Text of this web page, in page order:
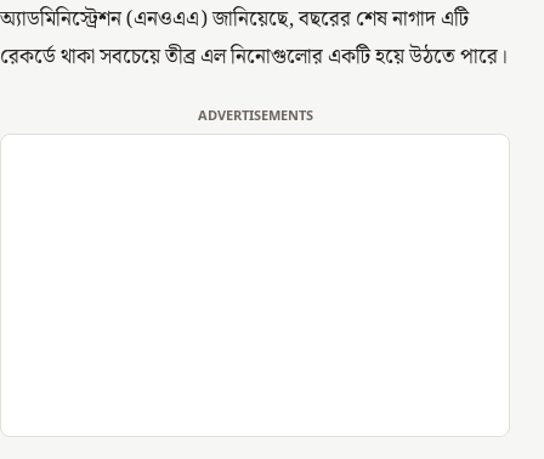
অ্যাডমিনিস্ট্রেশন (এনওএএ) জানিয়েছে, বছরের শেষ নাগাদ এটি
রেকর্ডে থাকা সবচেয়ে তীব্র এল নিনোগুলোর একটি হয়ে উঠতে পারে।
ADVERTISEMENTS